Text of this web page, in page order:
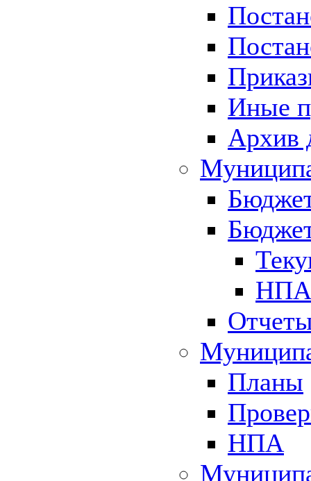
Иные
Архив
НПА
Планы
НПА